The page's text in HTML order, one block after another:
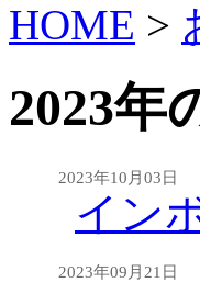
HOME >
2023年
2023年10月03日
イン
2023年09月21日